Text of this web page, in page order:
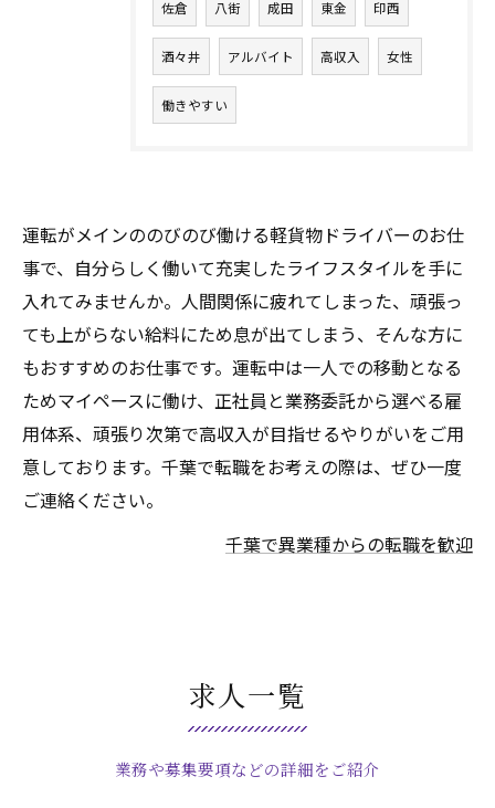
佐倉 八街 成田 東金 印西
酒々井 アルバイト 高収入 女性
働きやすい
運転がメインののびのび働ける軽貨物ドライバーのお仕
事で、自分らしく働いて充実したライフスタイルを手に
入れてみませんか。人間関係に疲れてしまった、頑張っ
ても上がらない給料にため息が出てしまう、そんな方に
もおすすめのお仕事です。運転中は一人での移動となる
ためマイペースに働け、正社員と業務委託から選べる雇
用体系、頑張り次第で高収入が目指せるやりがいをご用
意しております。千葉で転職をお考えの際は、ぜひ一度
ご連絡ください。
千葉で異業種からの転職を歓迎
求人一覧
業務や募集要項などの詳細をご紹介